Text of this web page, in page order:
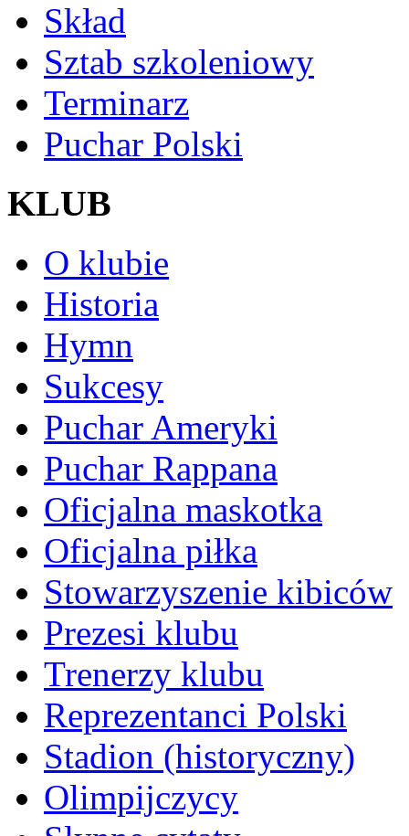
Skład
Sztab szkoleniowy
Terminarz
Puchar Polski
KLUB
O klubie
Historia
Hymn
Sukcesy
Puchar Ameryki
Puchar Rappana
Oficjalna maskotka
Oficjalna piłka
Stowarzyszenie kibiców
Prezesi klubu
Trenerzy klubu
Reprezentanci Polski
Stadion (historyczny)
Olimpijczycy